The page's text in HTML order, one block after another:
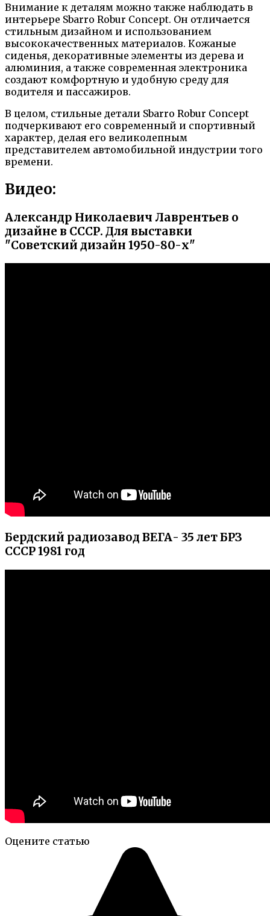
Внимание к деталям можно также наблюдать в
интерьере Sbarro Robur Concept. Он отличается
стильным дизайном и использованием
высококачественных материалов. Кожаные
сиденья, декоративные элементы из дерева и
алюминия, а также современная электроника
создают комфортную и удобную среду для
водителя и пассажиров.
В целом, стильные детали Sbarro Robur Concept
подчеркивают его современный и спортивный
характер, делая его великолепным
представителем автомобильной индустрии того
времени.
Видео:
Александр Николаевич Лаврентьев о
дизайне в СССР. Для выставки
"Советский дизайн 1950-80-х"
Бердский радиозавод ВЕГА- 35 лет БРЗ
СССР 1981 год
Оцените статью